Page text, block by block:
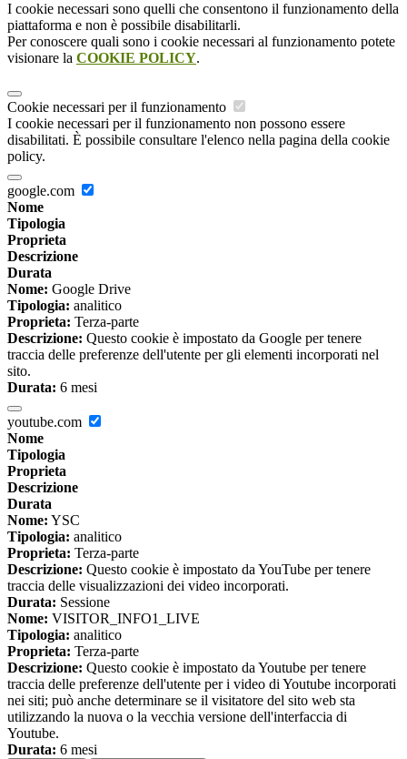
I cookie necessari sono quelli che consentono il funzionamento della
piattaforma e non è possibile disabilitarli.
Per conoscere quali sono i cookie necessari al funzionamento potete
visionare la COOKIE POLICY.
Cookie necessari per il funzionamento
I cookie necessari per il funzionamento non possono essere
disabilitati. È possibile consultare l'elenco nella pagina della cookie
policy.
google.com
Nome
Tipologia
Proprieta
Descrizione
Durata
Nome: Google Drive
Tipologia: analitico
Proprieta: Terza-parte
Descrizione: Questo cookie è impostato da Google per tenere
traccia delle preferenze dell'utente per gli elementi incorporati nel
sito.
Durata: 6 mesi
youtube.com
Nome
Tipologia
Proprieta
Descrizione
Durata
Nome: YSC
Tipologia: analitico
Proprieta: Terza-parte
Descrizione: Questo cookie è impostato da YouTube per tenere
traccia delle visualizzazioni dei video incorporati.
Durata: Sessione
Nome: VISITOR_INFO1_LIVE
Tipologia: analitico
Proprieta: Terza-parte
Descrizione: Questo cookie è impostato da Youtube per tenere
traccia delle preferenze dell'utente per i video di Youtube incorporati
nei siti; può anche determinare se il visitatore del sito web sta
utilizzando la nuova o la vecchia versione dell'interfaccia di
Youtube.
Durata: 6 mesi